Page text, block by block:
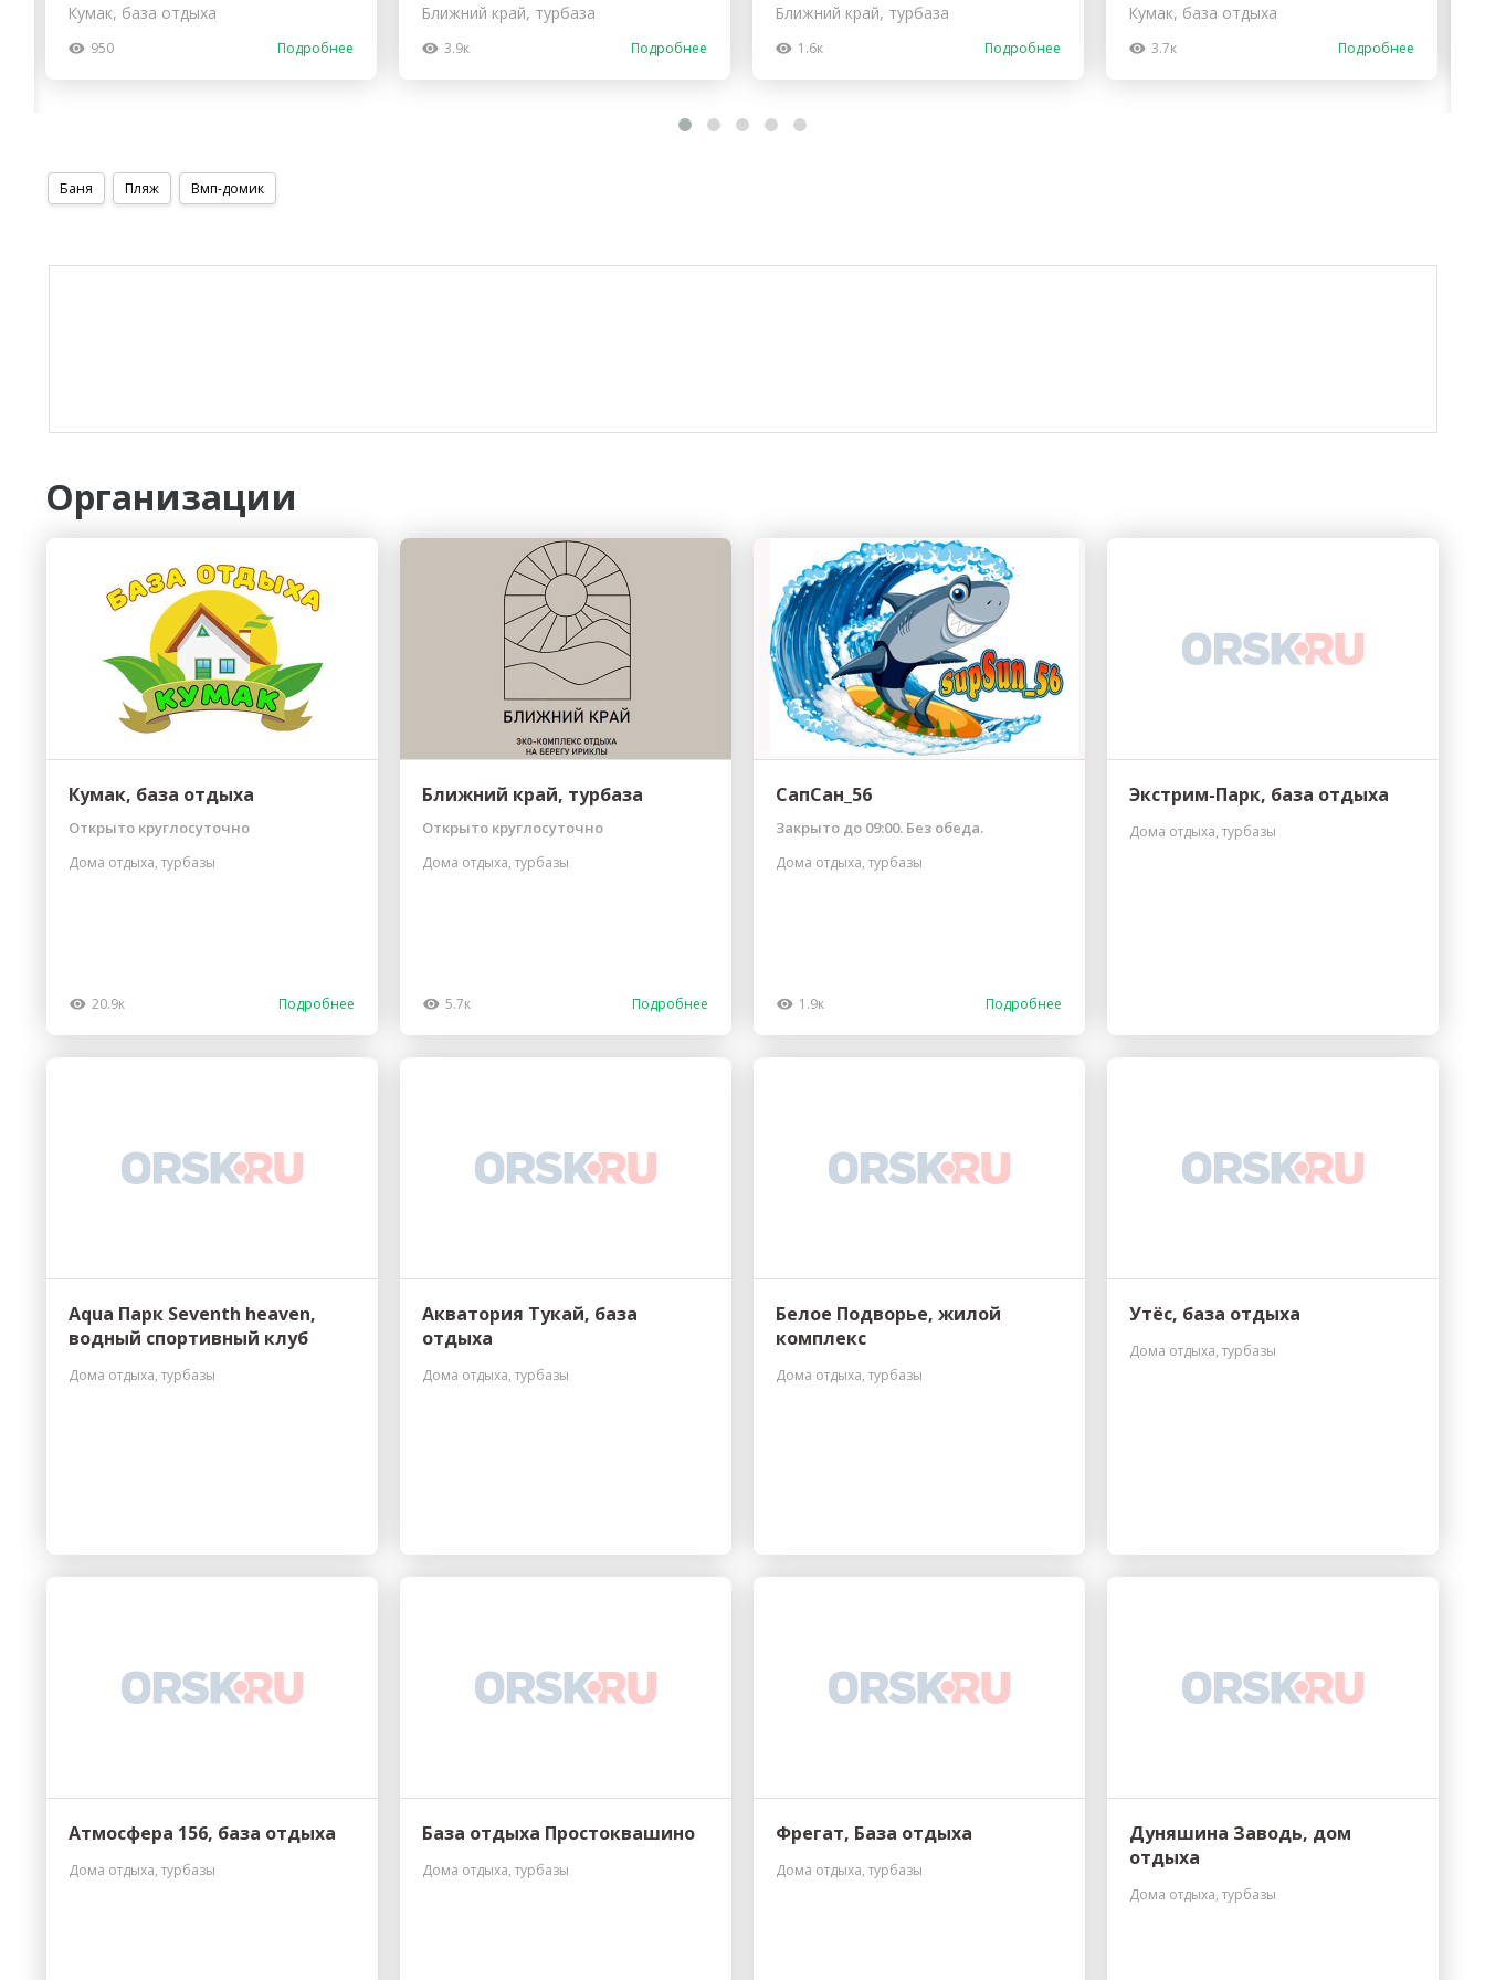
Кумак, база отдыха
950 Подробнее
Ближний край, турбаза
3.9к Подробнее
Ближний край, турбаза
1.6к Подробнее
Кумак, база отдыха
3.7к Подробнее
Баня Пляж Вмп-домик
Организации
Кумак, база отдыха
Открыто круглосуточно
Дома отдыха, турбазы
20.9к Подробнее
Ближний край, турбаза
Открыто круглосуточно
Дома отдыха, турбазы
5.7к Подробнее
СапСан_56
Закрыто до 09:00. Без обеда.
Дома отдыха, турбазы
1.9к Подробнее
Экстрим-Парк, база отдыха
Дома отдыха, турбазы
Aqua Парк Seventh heaven,
водный спортивный клуб
Дома отдыха, турбазы
Акватория Тукай, база
отдыха
Дома отдыха, турбазы
Белое Подворье, жилой
комплекс
Дома отдыха, турбазы
Утёс, база отдыха
Дома отдыха, турбазы
Атмосфера 156, база отдыха
Дома отдыха, турбазы
База отдыха Простоквашино
Дома отдыха, турбазы
Фрегат, База отдыха
Дома отдыха, турбазы
Дуняшина Заводь, дом
отдыха
Дома отдыха, турбазы